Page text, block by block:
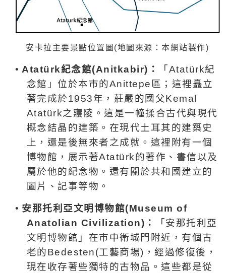
安卡拉 主要景點位置圖 (地圖來源：本網站製作)
• Atatürk紀念館(Anitkabir) ： 「 Atatürk紀
念館」位於本市的Anittepe區；這裡矗立
著完成於1953年，莊嚴的國父Kemal
Atatürk之寢陵。這是一幢揉合古代與現代
概念結晶的建築。在現代土耳其的建築史
上，還是後無來者之成就。這裡附有一個
博物館，展示著Atatürk的著作、書信以及
屬於他的紀念物。還有關於共和國建立的
圖片、記事等物。
• 安那托利亞文明博物館(Museum of
Anatolian Civilization) ：
「安那托利亞
文明博物館」在市中衛城門附近，有個古
老的Bedesten(工藝商場) ，經過修復後，
現在收存著些獨特的古物品。這些都是從